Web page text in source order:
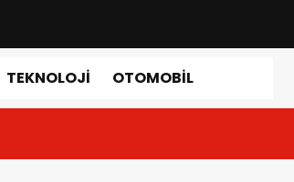
TEKNOLOJI OTOMOBIL